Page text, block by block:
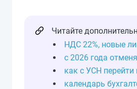
Читайте
НДС 22%, новые
с 2026 года
как с УСН перейти
календарь